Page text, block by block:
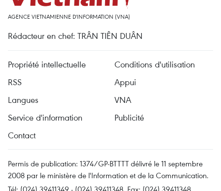
AGENCE VIETNAMIENNE D'INFORMATION (VNA)
Rédacteur en chef: TRÂN TIÊN DUÂN
Propriété intellectuelle
Conditions d'utilisation
RSS
Appui
Langues
VNA
Service d'information
Publicité
Contact
Permis de publication: 1374/GP-BTTTT délivré le 11 septembre
2008 par le ministère de l'Information et de la Communication.
Tél: (024) 39411349 - (024) 39411348, Fax: (024) 39411348